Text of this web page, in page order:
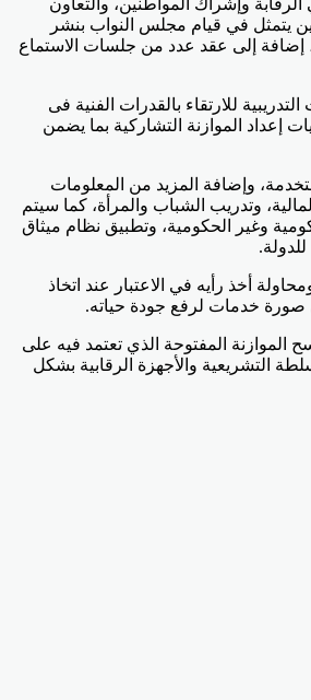
هذا الدور في الاستبيان الخاص بعام ٢٠١٩، لافتة إلى أن إشراك المواطنين يتمثل في قيام مجلس النواب بنشر
إضافة إلى عقد عدد من جلسات الاستماع
للارتقاء بالقدرات الفنية فى
إعداد الموازنة التشاركية بما يضمن
وإضافة المزيد من المعلومات
وتدريب الشباب والمرأة، كما سيتم
وغير الحكومية، وتطبيق نظام ميثاق
أخذ رأيه في الاعتبار عند اتخاذ
صورة خدمات لرفع جودة حياته.
الموازنة المفتوحة الذي تعتمد فيه على
التشريعية والأجهزة الرقابية بشكل